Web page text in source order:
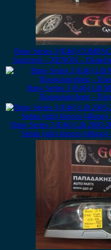
Bmw Series 3 (E46)
Αριστερό – XENON –
Bmw Series 3 (E46) Lift
Προφυλακτήρας –
Bmw Series 3 (E46) Lift 2003-
Sedan (sdn) 4πορτο